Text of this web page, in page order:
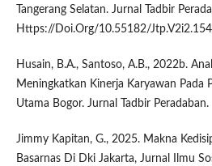
Tangerang Selatan. Jurnal Tadbir
Https://Doi.Org/10.55182/Jtp.V2i2.154
Husain, B.A., Santoso, A.B., 2022b.
Meningkatkan Kinerja Karyawan Pada
Utama Bogor. Jurnal Tadbir Peradaban.
Jimmy Kapitan, G., 2025. Makna
Basarnas Di Dki Jakarta, Jurnal Ilmu